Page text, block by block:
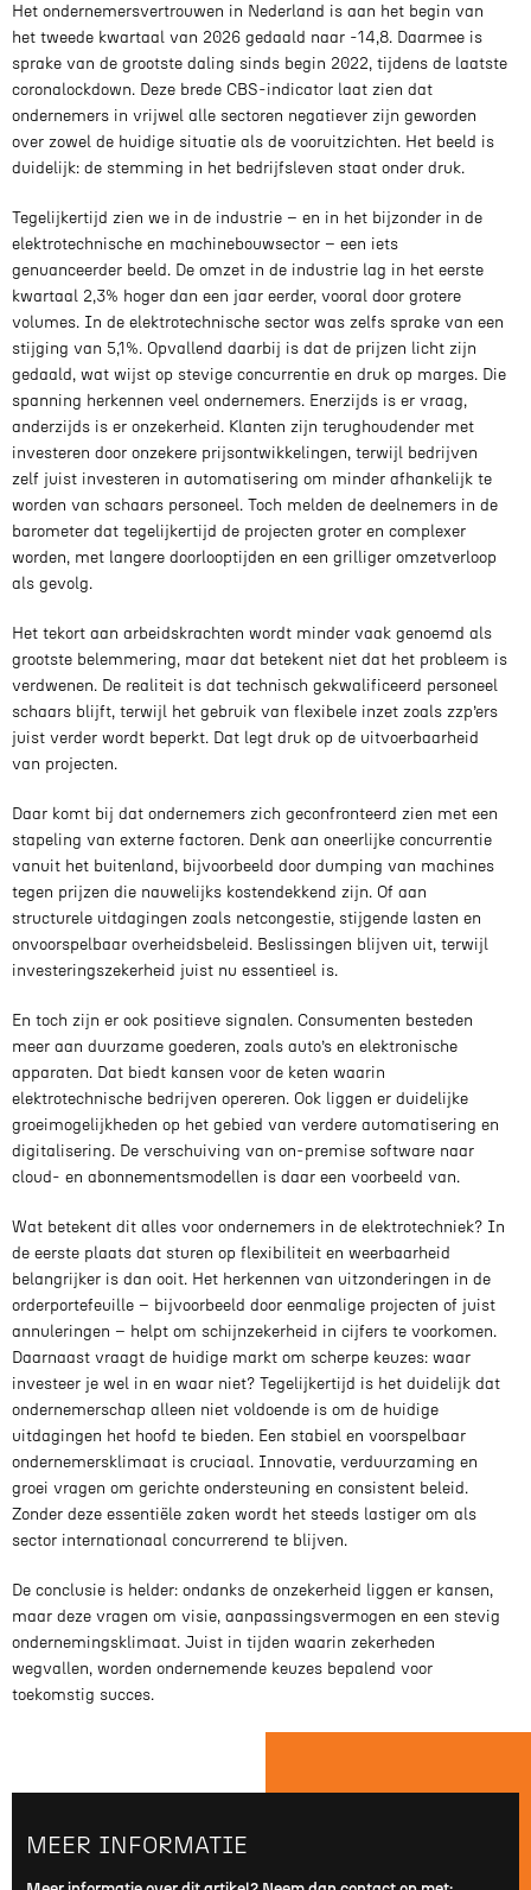
Het ondernemersvertrouwen in Nederland is aan het begin van
het tweede kwartaal van 2026 gedaald naar -14,8. Daarmee is
sprake van de grootste daling sinds begin 2022, tijdens de laatste
coronalockdown. Deze brede CBS-indicator laat zien dat
ondernemers in vrijwel alle sectoren negatiever zijn geworden
over zowel de huidige situatie als de vooruitzichten. Het beeld is
duidelijk: de stemming in het bedrijfsleven staat onder druk.
Tegelijkertijd zien we in de industrie – en in het bijzonder in de
elektrotechnische en machinebouwsector – een iets
genuanceerder beeld. De omzet in de industrie lag in het eerste
kwartaal 2,3% hoger dan een jaar eerder, vooral door grotere
volumes. In de elektrotechnische sector was zelfs sprake van een
stijging van 5,1%. Opvallend daarbij is dat de prijzen licht zijn
gedaald, wat wijst op stevige concurrentie en druk op marges. Die
spanning herkennen veel ondernemers. Enerzijds is er vraag,
anderzijds is er onzekerheid. Klanten zijn terughoudender met
investeren door onzekere prijsontwikkelingen, terwijl bedrijven
zelf juist investeren in automatisering om minder afhankelijk te
worden van schaars personeel. Toch melden de deelnemers in de
barometer dat tegelijkertijd de projecten groter en complexer
worden, met langere doorlooptijden en een grilliger omzetverloop
als gevolg.
Het tekort aan arbeidskrachten wordt minder vaak genoemd als
grootste belemmering, maar dat betekent niet dat het probleem is
verdwenen. De realiteit is dat technisch gekwalificeerd personeel
schaars blijft, terwijl het gebruik van flexibele inzet zoals zzp’ers
juist verder wordt beperkt. Dat legt druk op de uitvoerbaarheid
van projecten.
Daar komt bij dat ondernemers zich geconfronteerd zien met een
stapeling van externe factoren. Denk aan oneerlijke concurrentie
vanuit het buitenland, bijvoorbeeld door dumping van machines
tegen prijzen die nauwelijks kostendekkend zijn. Of aan
structurele uitdagingen zoals netcongestie, stijgende lasten en
onvoorspelbaar overheidsbeleid. Beslissingen blijven uit, terwijl
investeringszekerheid juist nu essentieel is.
En toch zijn er ook positieve signalen. Consumenten besteden
meer aan duurzame goederen, zoals auto’s en elektronische
apparaten. Dat biedt kansen voor de keten waarin
elektrotechnische bedrijven opereren. Ook liggen er duidelijke
groeimogelijkheden op het gebied van verdere automatisering en
digitalisering. De verschuiving van on-premise software naar
cloud- en abonnementsmodellen is daar een voorbeeld van.
Wat betekent dit alles voor ondernemers in de elektrotechniek? In
de eerste plaats dat sturen op flexibiliteit en weerbaarheid
belangrijker is dan ooit. Het herkennen van uitzonderingen in de
orderportefeuille – bijvoorbeeld door eenmalige projecten of juist
annuleringen – helpt om schijnzekerheid in cijfers te voorkomen.
Daarnaast vraagt de huidige markt om scherpe keuzes: waar
investeer je wel in en waar niet? Tegelijkertijd is het duidelijk dat
ondernemerschap alleen niet voldoende is om de huidige
uitdagingen het hoofd te bieden. Een stabiel en voorspelbaar
ondernemersklimaat is cruciaal. Innovatie, verduurzaming en
groei vragen om gerichte ondersteuning en consistent beleid.
Zonder deze essentiële zaken wordt het steeds lastiger om als
sector internationaal concurrerend te blijven.
De conclusie is helder: ondanks de onzekerheid liggen er kansen,
maar deze vragen om visie, aanpassingsvermogen en een stevig
ondernemingsklimaat. Juist in tijden waarin zekerheden
wegvallen, worden ondernemende keuzes bepalend voor
toekomstig succes.
MEER INFORMATIE